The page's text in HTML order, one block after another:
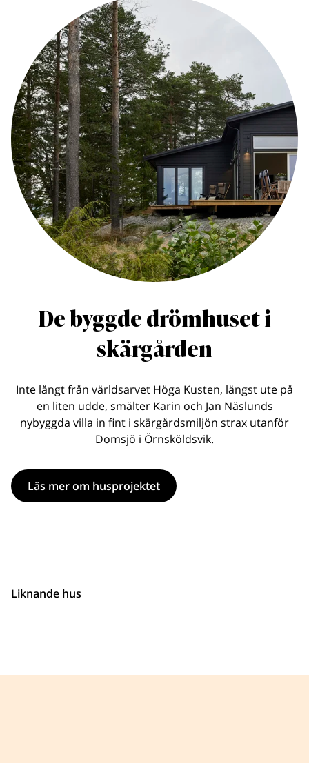
De byggde drömhuset i
skärgården
Inte långt från världsarvet Höga Kusten, längst ute på
en liten udde, smälter Karin och Jan Näslunds
nybyggda villa in fint i skärgårdsmiljön strax utanför
Domsjö i Örnsköldsvik.
Läs mer om husprojektet
Liknande hus